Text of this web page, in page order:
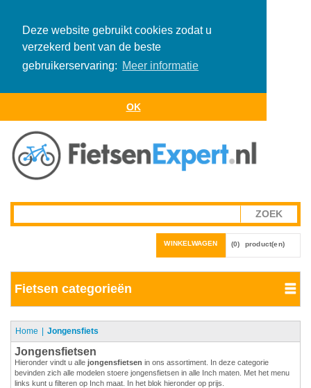
Deze website gebruikt cookies zodat u
verzekerd bent van de beste
gebruikerservaring: Meer informatie
OK
WINKELWAGEN (0) product(en)
Fietsen categorieën
Home Jongensfiets
Jongensfietsen
Hieronder vindt u alle jongensfietsen in ons assortiment. In deze categorie
bevinden zich alle modelen stoere jongensfietsen in alle Inch maten. Met het menu
links kunt u filteren op Inch maat. In het blok hieronder op prijs.